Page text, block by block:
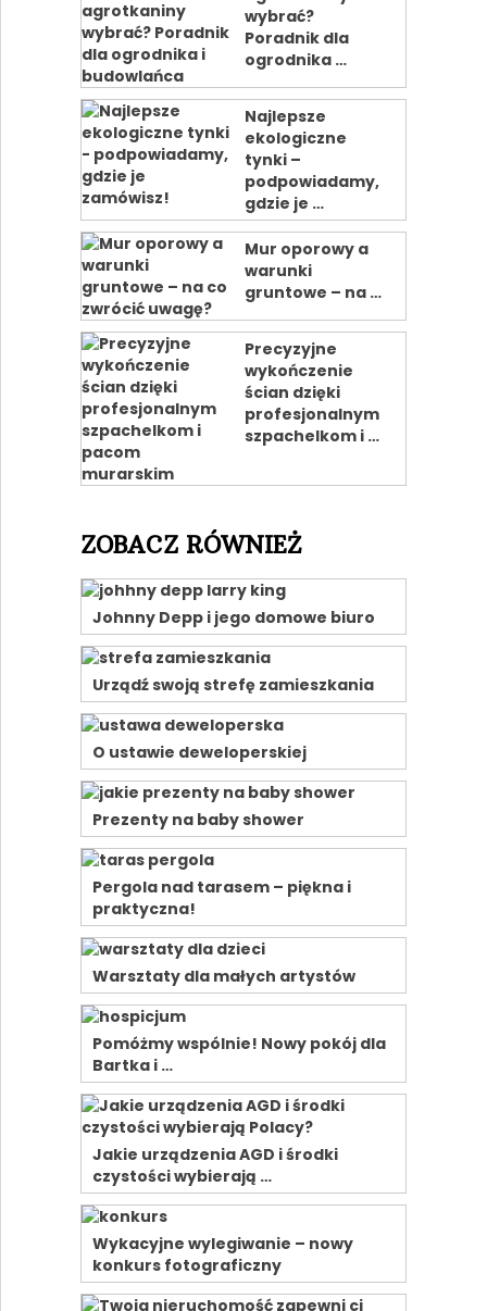
wybrać?
Poradnik dla
ogrodnika …
Najlepsze
ekologiczne
tynki –
podpowiadamy,
gdzie je …
Mur oporowy a
warunki
gruntowe – na …
Precyzyjne
wykończenie
ścian dzięki
profesjonalnym
szpachelkom i …
ZOBACZ RÓWNIEŻ
Johnny Depp i jego domowe biuro
Urządź swoją strefę zamieszkania
O ustawie deweloperskiej
Prezenty na baby shower
Pergola nad tarasem – piękna i
praktyczna!
Warsztaty dla małych artystów
Pomóżmy wspólnie! Nowy pokój dla
Bartka i …
Jakie urządzenia AGD i środki
czystości wybierają …
Wykacyjne wylegiwanie – nowy
konkurs fotograficzny